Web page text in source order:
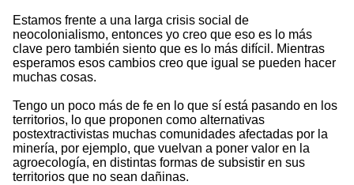
Estamos frente a una larga crisis social de
neocolonialismo, entonces yo creo que eso es lo más
clave pero también siento que es lo más difícil. Mientras
esperamos esos cambios creo que igual se pueden hacer
muchas cosas.
Tengo un poco más de fe en lo que sí está pasando en los
territorios, lo que proponen como alternativas
postextractivistas muchas comunidades afectadas por la
minería, por ejemplo, que vuelvan a poner valor en la
agroecología, en distintas formas de subsistir en sus
territorios que no sean dañinas.